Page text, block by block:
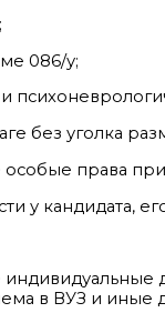
086/у;
без уголка
права
у кандидата,
в ВУЗ и иные